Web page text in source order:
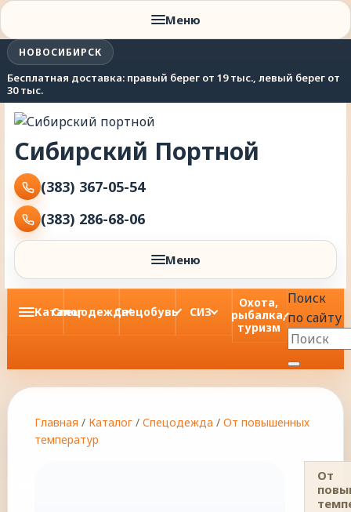
Каталог
СпецодеждаСпецобувь СИЗ
Охота,
рыбалка,
туризм
Поиск
по сайту
НОВОСИБИРСК
Бесплатная доставка: правый берег от 19 тыс., левый берег от
30 тыс.
Меню
Сибирский Портной
(383) 367-05-54
(383) 286-68-06
Меню
Главная / Каталог / Спецодежда / От повышенных
температур
От